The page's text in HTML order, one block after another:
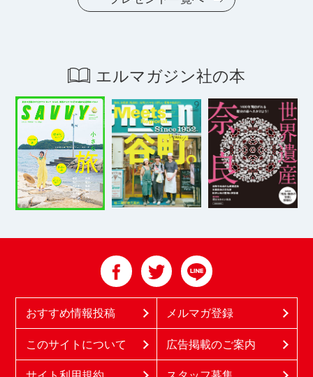
エルマガジン社の本
おすすめ情報投稿 メルマガ登録
このサイトについて 広告掲載のご案内